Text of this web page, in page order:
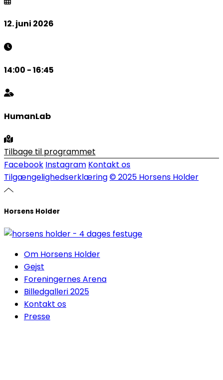
12. juni 2026
14:00 - 16:45
HumanLab
Tilbage til programmet
Facebook Instagram Kontakt os
Tilgængelighedserklæring© 2025 Horsens Holder
Horsens Holder
Om Horsens Holder
Gejst
Foreningernes Arena
Billedgalleri 2025
Kontakt os
Presse